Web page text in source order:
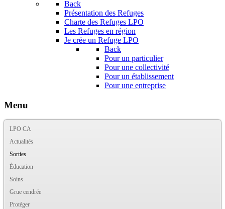
Back
Présentation des Refuges
Charte des Refuges LPO
Les Refuges en région
Je crée un Refuge LPO
Back
Pour un particulier
Pour une collectivité
Pour un établissement
Pour une entreprise
Menu
LPO CA
Actualités
Sorties
Éducation
Soins
Grue cendrée
Protéger